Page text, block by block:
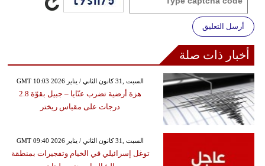
أرسل التعليق
أخبار ذات صلة
GMT 10:03 2026 السبت ,31 كانون الثاني / يناير
هزة أرضية تضرب عنّايا – جبيل بقوّة 2.8
درجات على مقياس ريختر
GMT 09:40 2026 السبت ,31 كانون الثاني / يناير
توغل إسرائيلي في الخيام وتفجيرات بمنطقة